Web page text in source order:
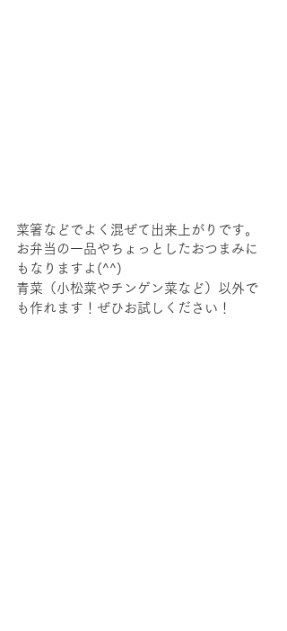
菜箸などでよく混ぜて出来上がりです。
お弁当の一品やちょっとしたおつまみに
もなりますよ(^^)
青菜（小松菜やチンゲン菜など）以外で
も作れます！ぜひお試しください！